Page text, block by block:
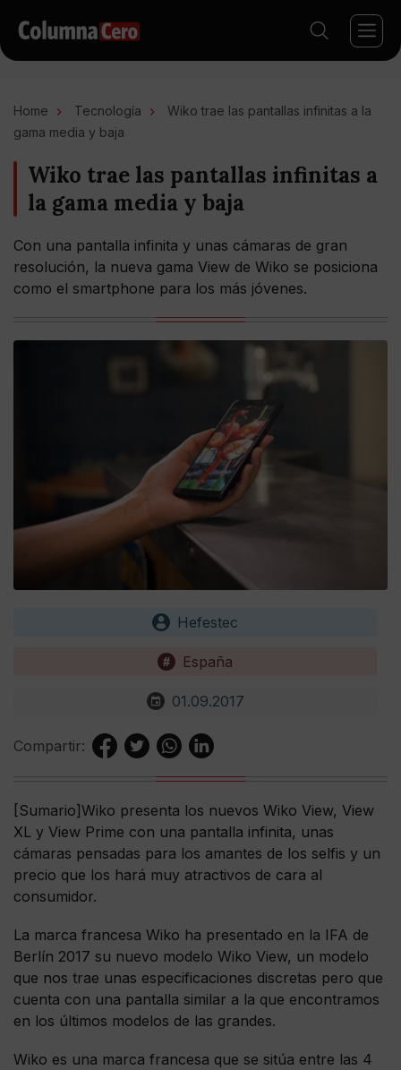
Home Tecnología
Wiko trae las pantallas infinitas a la
gama media y baja
Wiko trae las pantallas infinitas a
la gama media y baja
Con una pantalla infinita y unas cámaras de gran
resolución, la nueva gama View de Wiko se posiciona
como el smartphone para los más jóvenes.
Hefestec
España
01.09.2017
Compartir:
[Sumario]Wiko presenta los nuevos Wiko View, View
XL y View Prime con una pantalla infinita, unas
cámaras pensadas para los amantes de los selfis y un
precio que los hará muy atractivos de cara al
consumidor.
La marca francesa Wiko ha presentado en la IFA de
Berlín 2017 su nuevo modelo Wiko View, un modelo
que nos trae unas especificaciones discretas pero que
cuenta con una pantalla similar a la que encontramos
en los últimos modelos de las grandes.
Wiko es una marca francesa que se sitúa entre las 4